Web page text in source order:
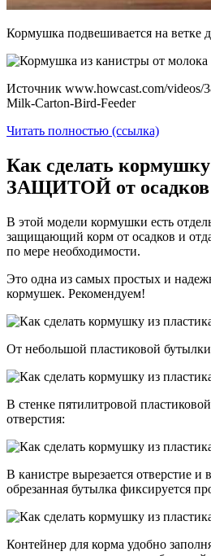
Кормушка подвешивается на ветке
Источник www.howcast.com/videos/
Milk-Carton-Bird-Feeder
Читать полностью (ссылка)
Как сделать
ЗАЩИТОЙ от осадков
В этой модели кормушки есть
защищающий корм от осадков и
по мере необходимости.
Это одна из самых простых и
кормушек. Рекомендуем!
От небольшой пластиковой бутылки
В стенке пятилитровой
отверстия:
В канистре вырезается отверстие и
обрезанная бутылка фиксируется
Контейнер для корма удобно